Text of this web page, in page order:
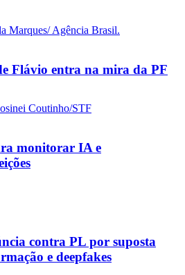
Flávio entra na mira da PF
monitorar IA e
contra PL por suposta
e deepfakes